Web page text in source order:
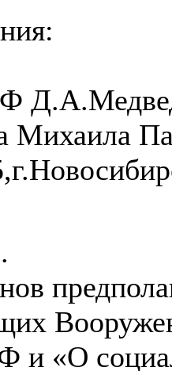
Михаила
«О